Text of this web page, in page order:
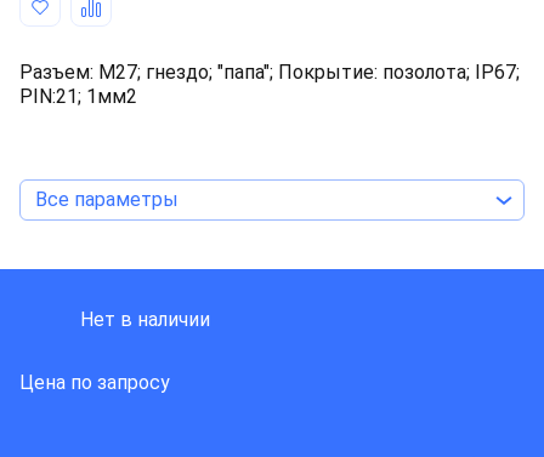
Разъем: M27; гнездо; "папа"; Покрытие: позолота; IP67;
PIN:21; 1мм2
Все параметры
Нет в наличии
Цена по запросу